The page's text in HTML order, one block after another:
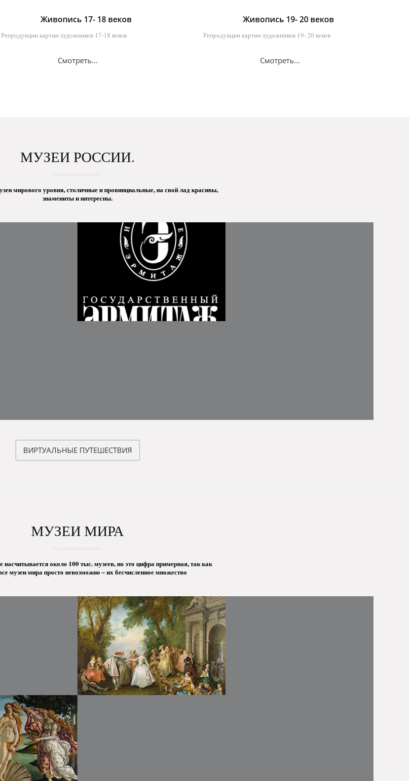
Живопись 17- 18 веков
Репродукции картин художников 17-18 веков
Смотреть...
Живопись 19- 20 веков
Репродукции картин художников 19- 20 веков
Смотреть...
МУЗЕИ РОССИИ.
мирового уровня, столичные и провинциальные, на свой лад красивы,
знамениты и интересны.
ВИРТУАЛЬНЫЕ ПУТЕШЕСТВИЯ
МУЗЕИ МИРА
около 100 тыс. музеев, но это цифра примерная, так как
музеи мира просто невозможно – их бесчисленное множество